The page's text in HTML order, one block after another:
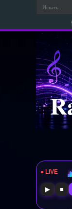
● LIVE
▶ ■